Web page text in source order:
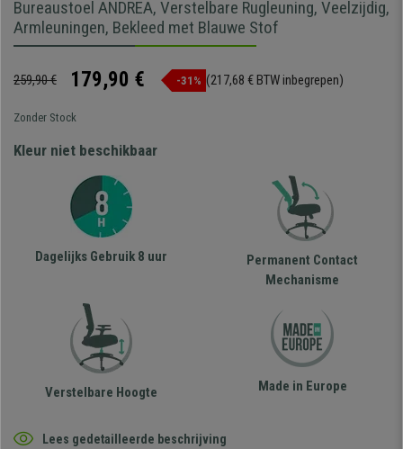
Bureaustoel ANDREA, Verstelbare Rugleuning, Veelzijdig,
Armleuningen, Bekleed met Blauwe Stof
259,90 € 179,90 € -31% (217,68 € BTW inbegrepen)
Zonder Stock
Kleur niet beschikbaar
Dagelijks Gebruik 8 uur
Permanent Contact
Mechanisme
Verstelbare Hoogte Made in Europe
Lees gedetailleerde beschrijving